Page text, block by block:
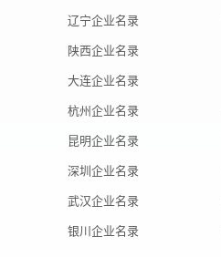
辽宁企业名录
陕西企业名录
大连企业名录
杭州企业名录
昆明企业名录
深圳企业名录
武汉企业名录
银川企业名录